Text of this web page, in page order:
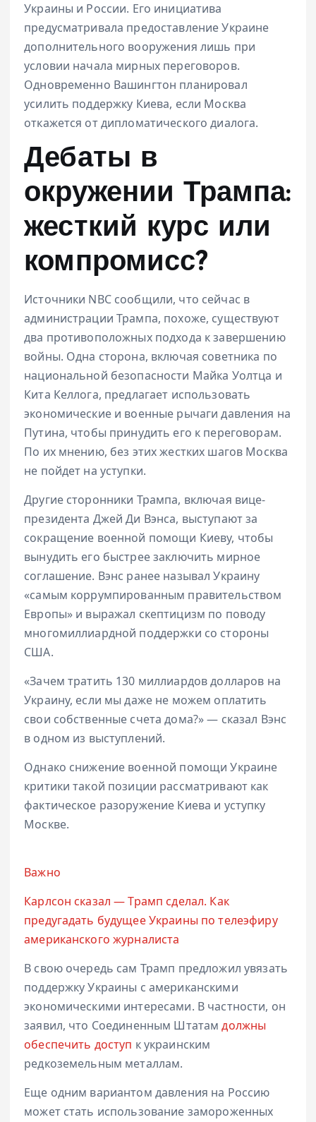
Украины и России. Его инициатива
предусматривала предоставление Украине
дополнительного вооружения лишь при
условии начала мирных переговоров.
Одновременно Вашингтон планировал
усилить поддержку Киева, если Москва
откажется от дипломатического диалога.
Дебаты в
окружении Трампа:
жесткий курс или
компромисс?
Источники NBC сообщили, что сейчас в
администрации Трампа, похоже, существуют
два противоположных подхода к завершению
войны. Одна сторона, включая советника по
национальной безопасности Майка Уолтца и
Кита Келлога, предлагает использовать
экономические и военные рычаги давления на
Путина, чтобы принудить его к переговорам.
По их мнению, без этих жестких шагов Москва
не пойдет на уступки.
Другие сторонники Трампа, включая вице-
президента Джей Ди Вэнса, выступают за
сокращение военной помощи Киеву, чтобы
вынудить его быстрее заключить мирное
соглашение. Вэнс ранее называл Украину
«самым коррумпированным правительством
Европы» и выражал скептицизм по поводу
многомиллиардной поддержки со стороны
США.
«Зачем тратить 130 миллиардов долларов на
Украину, если мы даже не можем оплатить
свои собственные счета дома?» — сказал Вэнс
в одном из выступлений.
Однако снижение военной помощи Украине
критики такой позиции рассматривают как
фактическое разоружение Киева и уступку
Москве.
Важно
Карлсон сказал — Трамп сделал. Как
предугадать будущее Украины по телеэфиру
американского журналиста
В свою очередь сам Трамп предложил увязать
поддержку Украины с американскими
экономическими интересами. В частности, он
заявил, что Соединенным Штатамдолжны
обеспечить доступ к украинским
редкоземельным металлам.
Еще одним вариантом давления на Россию
может стать использование замороженных